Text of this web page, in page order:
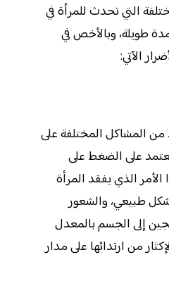
التي تحدث للمرأة في
طويلة، وبالأخص في
الآتي:
المشاكل المختلفة على
على الضغط على
الذي يفقد المرأة
طبيعي، والشعور
إلى الجسم بالمعدل
من ارتدائها على مدار